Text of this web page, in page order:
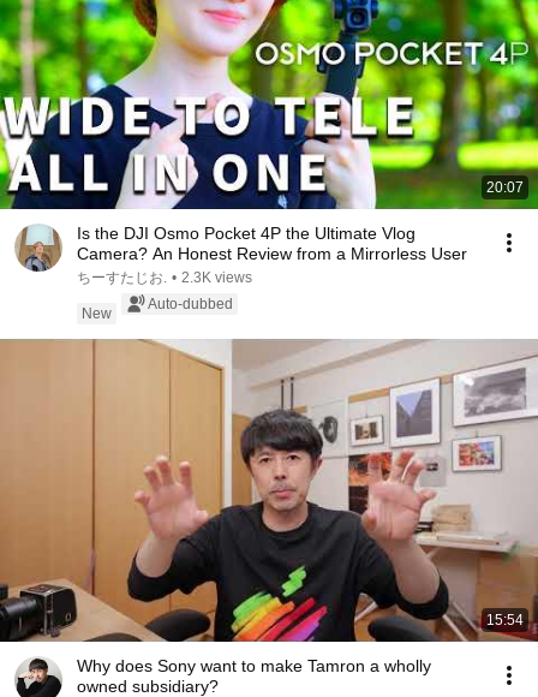
20:07
Is the DJI Osmo Pocket 4P the Ultimate Vlog
Camera? An Honest Review from a Mirrorless User
ちーすたじお. • 2.3K views
New
Auto-dubbed
15:54
Why does Sony want to make Tamron a wholly
owned subsidiary?